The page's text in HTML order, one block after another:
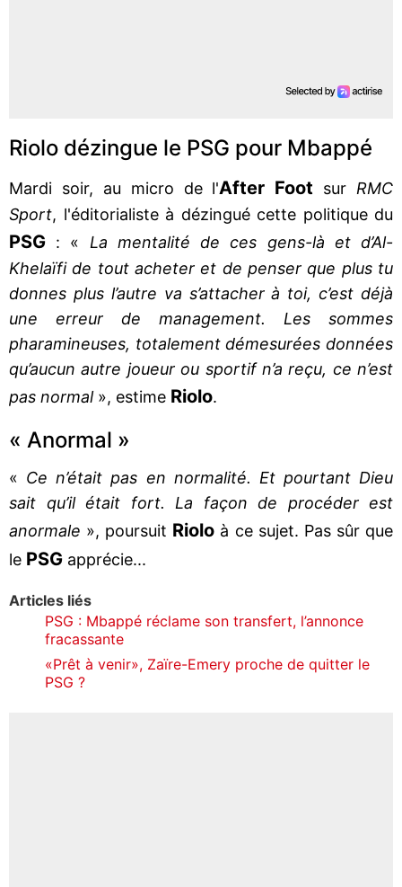
Riolo dézingue le PSG pour Mbappé
Mardi soir, au micro de l'After Foot sur RMC
Sport, l'éditorialiste à dézingué cette politique du
PSG : « La mentalité de ces gens-là et d’Al-
Khelaïfi de tout acheter et de penser que plus tu
donnes plus l’autre va s’attacher à toi, c’est déjà
une erreur de management. Les sommes
pharamineuses, totalement démesurées données
qu’aucun autre joueur ou sportif n’a reçu, ce n’est
pas normal », estime Riolo.
« Anormal »
« Ce n’était pas en normalité. Et pourtant Dieu
sait qu’il était fort. La façon de procéder est
anormale », poursuit Riolo à ce sujet. Pas sûr que
le PSG apprécie...
Articles liés
PSG : Mbappé réclame son transfert, l’annonce
fracassante
«Prêt à venir», Zaïre-Emery proche de quitter le
PSG ?